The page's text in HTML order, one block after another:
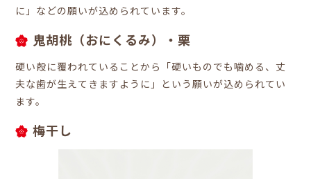
に」などの願いが込められています。
鬼胡桃（おにくるみ）・栗
硬い殻に覆われていることから「硬いものでも噛める、丈
夫な歯が生えてきますように」という願いが込められてい
ます。
梅干し